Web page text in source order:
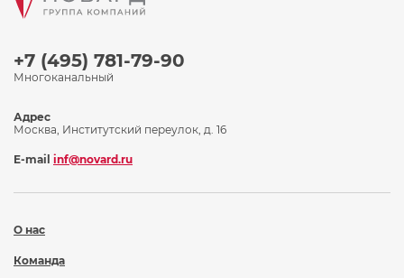
+7 (495) 781-79-90
Многоканальный
О нас
Команда
Адрес
Москва, Институтский переулок, д. 16
E-mail inf@novard.ru